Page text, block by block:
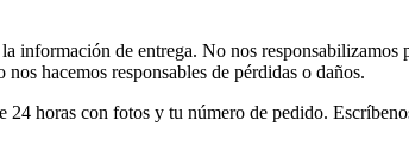
de entrega. No nos responsabilizamos
hacemos responsables de pérdidas o daños.
horas con fotos y tu número de pedido.